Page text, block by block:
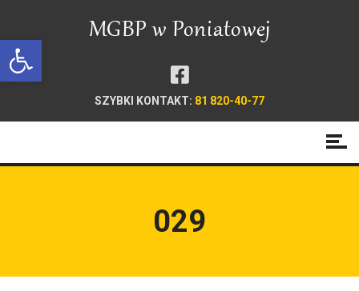
Open toolbar
SZYBKI KONTAKT: 81 820-40-77
029